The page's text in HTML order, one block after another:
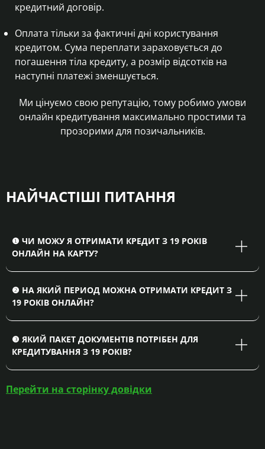
кредитний договір.
Оплата тільки за фактичні дні користування
кредитом. Сума переплати зараховується до
погашення тіла кредиту, а розмір відсотків на
наступні платежі зменшується.
Ми цінуємо свою репутацію, тому робимо умови
онлайн кредитування максимально простими та
прозорими для позичальників.
НАЙЧАСТІШІ ПИТАННЯ
❶ ЧИ МОЖУ Я ОТРИМАТИ КРЕДИТ З 19 РОКІВ
ОНЛАЙН НА КАРТУ?
❷ НА ЯКИЙ ПЕРИОД МОЖНА ОТРИМАТИ КРЕДИТ З
19 РОКІВ ОНЛАЙН?
❸ ЯКИЙ ПАКЕТ ДОКУМЕНТІВ ПОТРІБЕН ДЛЯ
КРЕДИТУВАННЯ З 19 РОКІВ?
Перейти на сторінку довідки